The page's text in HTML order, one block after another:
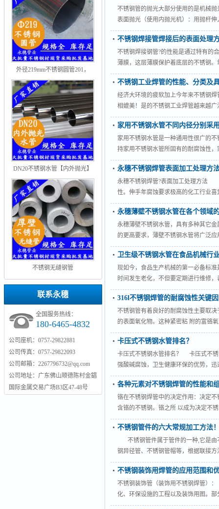
外径219mm不锈钢圆管201，
304，316L
DN20不锈钢水管【内外抛光】
不锈钢无缝钢管
联系永穗
全国服务热线：
180-6465-4832
公司座机：0757-29822881
公司传真：0757-29822093
公司邮箱：2267796732@qq.com
公司地址：广东佛山顺德陈村金錩
国际金属交易广场B3区47-48号
不锈钢管的抛光大部分使用的是机械
表面抛光（使用内抛光机）：用抛杆
缓慢前进抛杆。一般来说先用60#-80#
6“以上一般用千叶轮，小尺寸的管子
增加光亮感。电解
不锈钢焊接管焊接后的表面处理
不锈钢焊接钢管?的性能是通过特有的
薄膜，这层薄膜保护着底层的不锈钢
碱腐蚀的性能。因此，不锈钢的耐腐
不锈钢工业焊管的性能、分类及
经济大环境的疲软加上今年来不锈钢
相媲美！是的不锈钢工业焊管越来
性，耐热性，低温强度和机械特性
牙、拉伸、切割，基本免维护，使
缝管的力学性能和无力性能。 4
家用不锈钢水管不同内径分别采
家用不锈钢水管是一种通用性很广的
持家用不锈钢水管所固有的耐腐蚀性
生产出来的不锈钢的一个牌号。 当
度。 家用不锈钢水管的内径在
非常快速、简便，适于对不锈钢管材
永穗不锈钢焊管表面加工处理方
永穗不锈钢焊管?表面加工处理方法
性。伸手年腐蚀要求极高的化工行业
果华丽高贵。
永穗薄壁不锈钢水管在各个领域
永穗薄壁不锈钢水管，具有多种其它
的更高要求，薄壁不锈钢水管将广泛
卫生级不锈钢水管在食品机械行
现如今，食品生产机械的第一必备标
时间发生老化，不但要定期进行维修
容器或食品直接接触的部位，几乎
随着工业化进展搪瓷大罐或喷镀树脂
根据各种试验报告，使用代表型的
316l不锈钢焊管的耐腐蚀性关键
不锈钢管有着良好的耐腐蚀性主要取
的表面氧化物。这种紧密粘 附的富铬
进行自我修理，重新形成这种氧化物“
卡压式不锈钢水管排名？
卡压式不锈钢水管排名？ 卡压式不锈
强酸碱腐蚀，卫生健康环保的优势，
接不锈钢水管和螺纹连接式的不锈钢
密封圈的止水，达到连接效果。 连接
各种元素对不锈钢焊管的性能和
铬在不锈钢焊管中的决定作用：决定
含铬的不锈钢。铬之所 以成为决定不
有利于抵抗腐蚀破坏的方面发展 1、
含有一定数量的铬。迄今为止，还没
不锈钢管件的六大常规加工方法
不锈钢管件属于管件的一种,它是由
钢异径管、不锈钢管帽等，根据联接
双卡压管件。 不锈钢管件是一种用
部或一部分
不锈钢装饰用焊管的应用范围和
不锈钢装饰管（装饰用不锈钢焊管）
化、环保设施的工程以及装饰用图。
采用不锈钢冷轧卷带，焊管机械制管